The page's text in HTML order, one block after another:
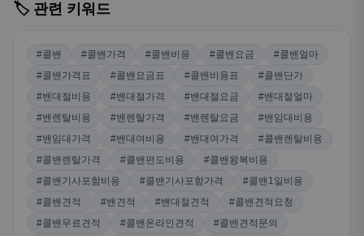
🏷️ 관련 키워드
#콜밴 #콜밴가격 #콜밴비용 #콜밴요금
#콜밴얼마
#콜밴가격표
#콜밴요금표 #콜밴비용표
#콜밴단가
#밴대절비용
#밴대절가격 #밴대절요금
#밴대절얼마
#밴렌탈비용
#밴렌탈가격 #밴렌탈요금
#밴임대비용
#밴임대가격
#밴대여비용 #밴대여가격
#콜밴렌탈비용
#콜밴렌탈가격
#콜밴편도비용
#콜밴왕복비용
#콜밴기사포함비용
#콜밴기사포함가격
#콜밴1일비용
#콜밴견적
#밴견적 #밴대절견적
#콜밴견적요청
#콜밴무료견적
#콜밴온라인견적
#콜밴견적문의